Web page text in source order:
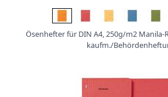
Ösenhefter für DIN A4, 250g/m2 Manila-
kaufm./